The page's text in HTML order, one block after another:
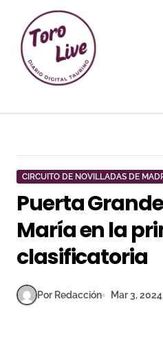
contenido
CIRCUITO DE NOVILLADAS DE
Puerta
María en la
clasificatoria
Por Redacción Mar 3, 2024